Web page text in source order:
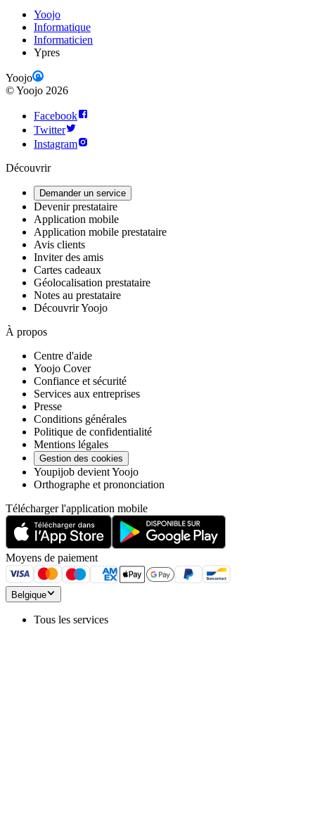
Yoojo
Informatique
Informaticien
Ypres
Yoojo
©Yoojo 2026
Facebook
Twitter
Instagram
Découvrir
Demander un service
Devenir prestataire
Application mobile
Application mobile prestataire
Avis clients
Inviter des amis
Cartes cadeaux
Géolocalisation prestataire
Notes au prestataire
Découvrir Yoojo
À propos
Centre d'aide
Yoojo Cover
Confiance et sécurité
Services aux entreprises
Presse
Conditions générales
Politique de confidentialité
Mentions légales
Gestion des cookies
Youpijob devient Yoojo
Orthographe et prononciation
Télécharger l'application mobile
Moyens de paiement
Belgique
Tous les services